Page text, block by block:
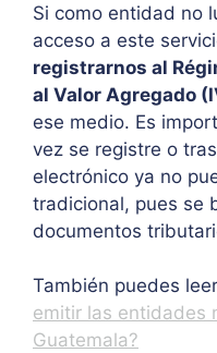
Si como entidad no
acceso a este
registrarnos al
al Valor Agregado
ese medio. Es
vez se registre o
electrónico ya no
tradicional, pues se
documentos
También puedes
emitir las entidades
Guatemala?